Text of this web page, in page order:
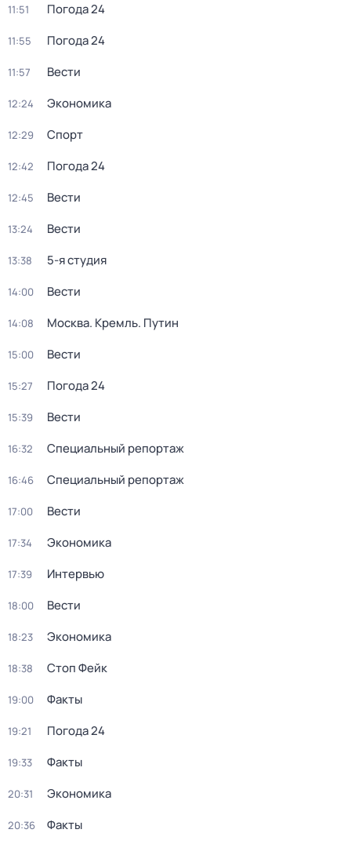
11:51 Погода 24
11:55 Погода 24
11:57 Вести
12:24 Экономика
12:29 Спорт
12:42 Погода 24
12:45 Вести
13:24 Вести
13:38 5-я студия
14:00 Вести
14:08 Москва. Кремль. Путин
15:00 Вести
15:27 Погода 24
15:39 Вести
16:32 Специальный репортаж
16:46 Специальный репортаж
17:00 Вести
17:34 Экономика
17:39 Интервью
18:00 Вести
18:23 Экономика
18:38 Стоп Фейк
19:00 Факты
19:21 Погода 24
19:33 Факты
20:31 Экономика
20:36 Факты